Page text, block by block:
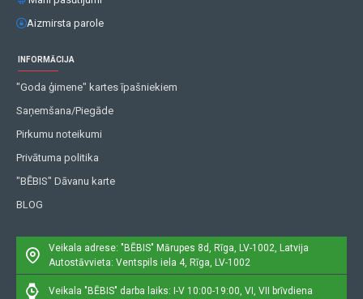
Aizmirsta parole
INFORMĀCIJA
"Goda ģimene" kartes īpašniekiem
Saņemšana/Piegāde
Pirkumu noteikumi
Privātuma politika
"BĒBIS" Dāvanu karte
BLOG
Veikala adrese: "BĒBIS" Mārupes 8d, Rīga, LV-1002, Latvija
Autostāvvieta: Ventspils iela 4, Rīga, LV-1002
Veikala "BĒBIS" darba laiks: I-V 10:00-19:00, VI, VII brīvdiena